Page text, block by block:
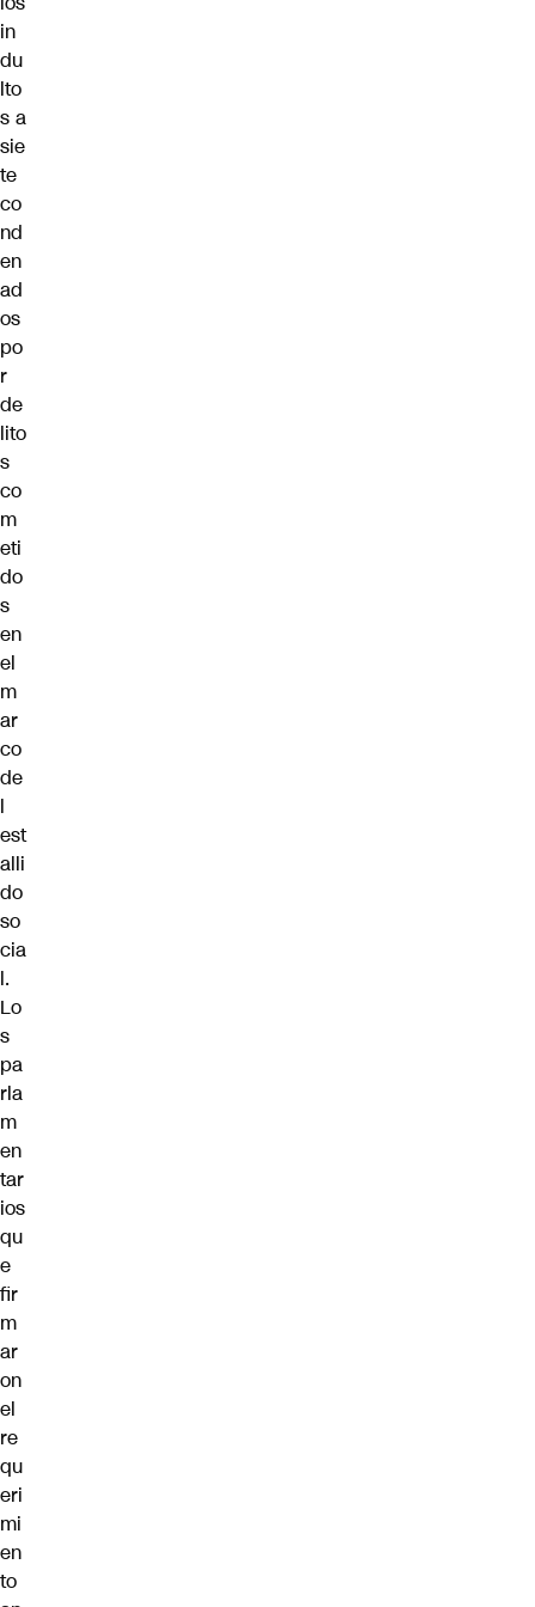
in
du
lto
s a
sie
te
co
nd
en
ad
os
po
r
de
lito
s
co
m
eti
do
s
en
el
m
ar
co
de
l
est
alli
do
so
cia
l.
Lo
s
pa
rla
m
en
tar
ios
qu
e
fir
m
ar
on
el
re
qu
eri
mi
en
to